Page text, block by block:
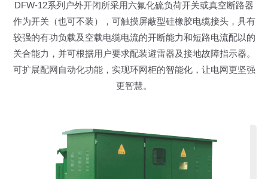
DFW-12系列户外开闭所采用六氟化硫负荷开关或真空断路器
作为开关（也可不装），可触摸屏蔽型硅橡胶电缆接头，具有
较强的有功负载及空载电缆电流的开断能力和短路电流配以的
关合能力，并可根据用户要求配装避雷器及接地故障指示器。
可扩展配网自动化功能，实现环网柜的智能化，让电网更坚强
更智慧。